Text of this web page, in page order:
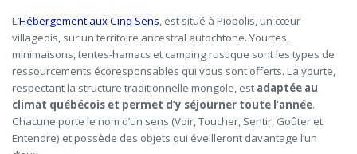
L’Hébergement aux Cinq Sens, est situé à Piopolis, un cœur
villageois, sur un territoire ancestral autochtone. Yourtes,
minimaisons, tentes-hamacs et camping rustique sont les types de
ressourcements écoresponsables qui vous sont offerts. La yourte,
respectant la structure traditionnelle mongole, est adaptée au
climat québécois et permet d’y séjourner toute l’année.
Chacune porte le nom d’un sens (Voir, Toucher, Sentir, Goûter et
Entendre) et possède des objets qui éveilleront davantage l’un